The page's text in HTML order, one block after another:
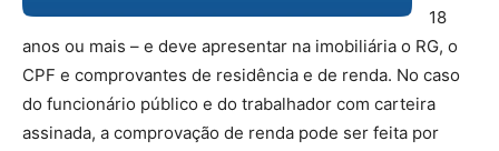
18
anos ou mais – e deve apresentar na imobiliária o RG, o
CPF e comprovantes de residência e de renda. No caso
do funcionário público e do trabalhador com carteira
assinada, a comprovação de renda pode ser feita por